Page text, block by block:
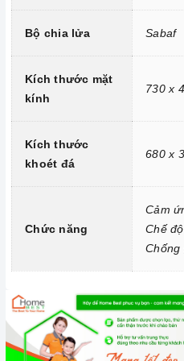
Chống nhiệt lượng gió cao
Chức năng ngắt
2. Một số lưu ý khi sử dụng
Lưu ý khi chọn nồi nấu
có thể nấu được tất
Cần chọn đáy nồi nhẵn và
rãnh hoặc nồi đáy lõm.
Bộ chia lửa Sabaf
Kích thước mặt
kính
730 x
Kích thước
khoét đá
680 x
Chức năng
Cảm
Chế
Chống